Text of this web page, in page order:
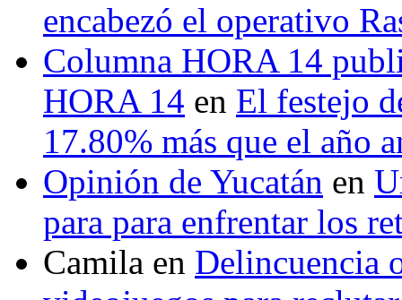
encabezó el operativo
Columna HORA 14
HORA 14 en El festejo
17.80% más que el año
Opinión de Yucatán en
para para enfrentar los
Camila en Delincuencia